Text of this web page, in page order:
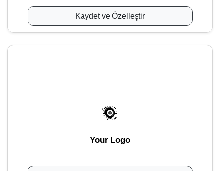
Kaydet ve Özelleştir
Your Logo